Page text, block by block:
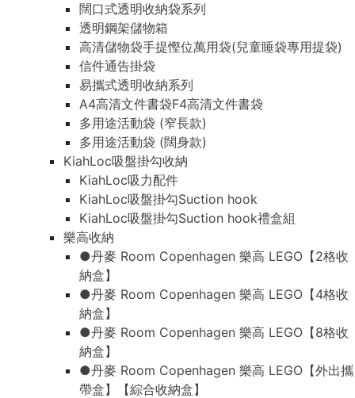
闊口式透明收納袋系列
透明鋼架儲物箱
高清儲物袋手提慳位萬用袋(兒童睡袋專用提袋)
信件通告掛袋
易攜式透明收納系列
A4高清文件書袋F4高清文件書袋
多用途活動袋 (窄長款)
多用途活動袋 (闊身款)
KiahLoc吸盤掛勾收納
KiahLoc吸力配件
KiahLoc吸盤掛勾Suction hook
KiahLoc吸盤掛勾Suction hook禮盒組
樂高收納
●丹麥 Room Copenhagen 樂高 LEGO【2格收
納盒】
●丹麥 Room Copenhagen 樂高 LEGO【4格收
納盒】
●丹麥 Room Copenhagen 樂高 LEGO【8格收
納盒】
●丹麥 Room Copenhagen 樂高 LEGO【外出攜
帶盒】【綜合收納盒】